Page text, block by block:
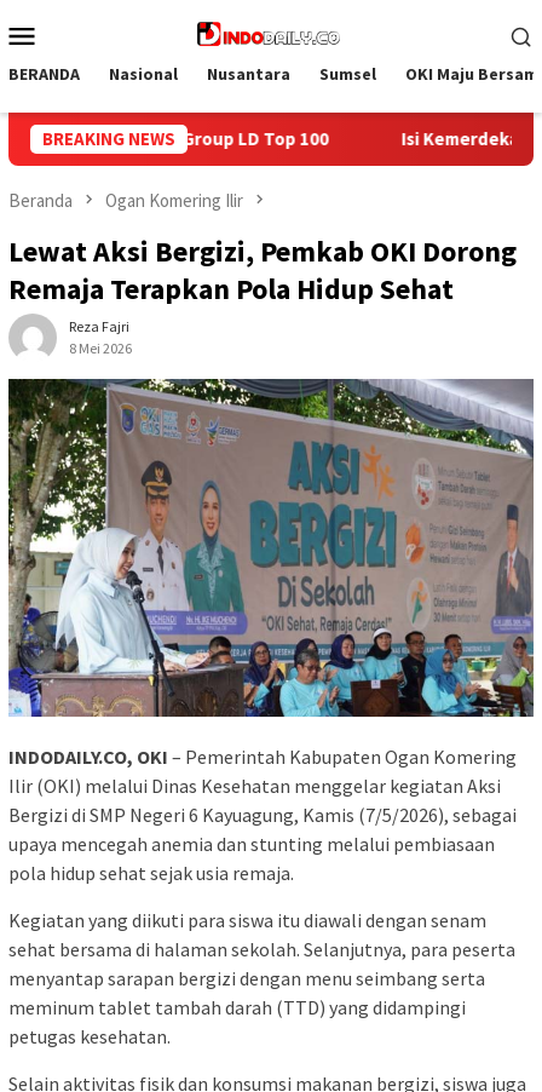
ke
Mobile
BERANDA Nasional Nusantara Sumsel OKI Maju
BREAKING NEWS
Isi Kemerdekaan dengan Kepedulian, Lapas Sekayu
Beranda Ogan Komering Ilir
Lewat Aksi Bergizi, Pemkab OKI Dorong
Remaja Terapkan Pola Hidup Sehat
Reza Fajri
8 Mei 2026
INDODAILY.CO, OKI – Pemerintah Kabupaten Ogan Komering
Ilir (OKI) melalui Dinas Kesehatan menggelar kegiatan Aksi
Bergizi di SMP Negeri 6 Kayuagung, Kamis (7/5/2026), sebagai
upaya mencegah anemia dan stunting melalui pembiasaan
pola hidup sehat sejak usia remaja.
Kegiatan yang diikuti para siswa itu diawali dengan senam
sehat bersama di halaman sekolah. Selanjutnya, para peserta
menyantap sarapan bergizi dengan menu seimbang serta
meminum tablet tambah darah (TTD) yang didampingi
petugas kesehatan.
Selain aktivitas fisik dan konsumsi makanan bergizi, siswa juga